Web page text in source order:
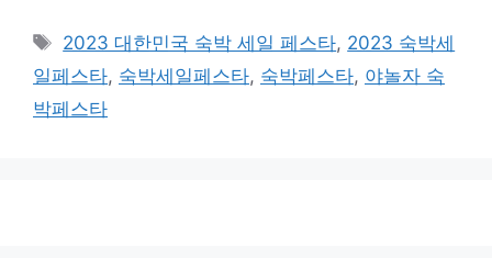
태
그
2023 대한민국 숙박 세일 페스타, 2023 숙박세
일페스타, 숙박세일페스타, 숙박페스타, 야놀자 숙
박페스타